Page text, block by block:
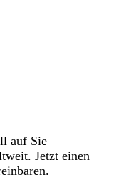
auf Sie
Jetzt einen